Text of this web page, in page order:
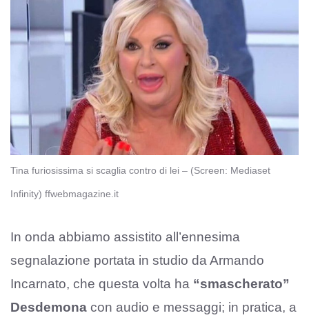
Tina furiosissima si scaglia contro di lei – (Screen: Mediaset
Infinity) ffwebmagazine.it
In onda abbiamo assistito all’ennesima
segnalazione portata in studio da Armando
Incarnato, che questa volta ha “smascherato”
Desdemona con audio e messaggi; in pratica, a